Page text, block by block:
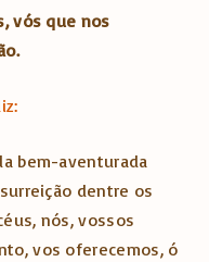
vós que nos
bem-aventurada
dentre os
nós, vossos
vos oferecemos, ó